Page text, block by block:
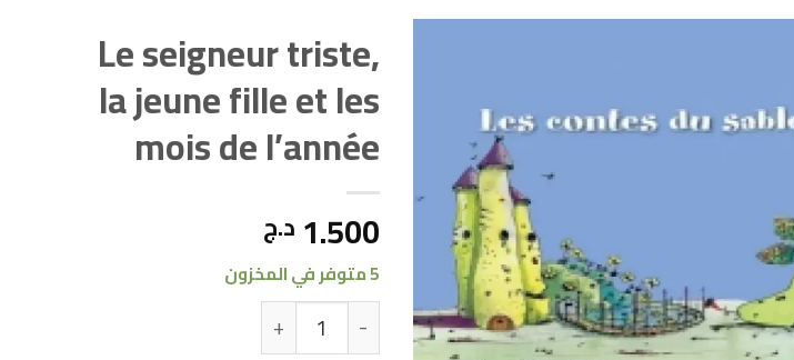
Le seigneur triste,
la jeune fille et les
mois de l’année
1.500 د.ج
5 متوفر في المخزون